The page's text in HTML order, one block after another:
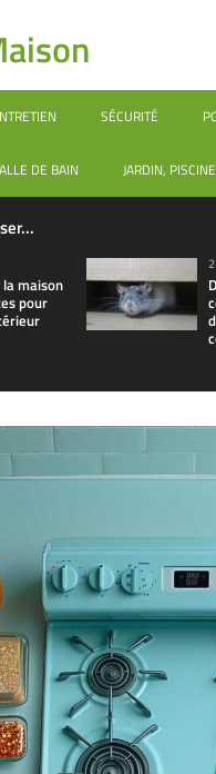
SÉCURITÉ
DE BAIN JARDIN,
maison
pour